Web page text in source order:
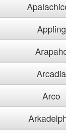
Appling
Arcadia
Arco